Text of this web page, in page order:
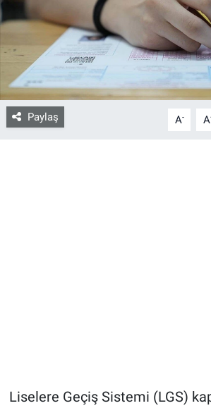
Paylaş A- A
Liselere Geçiş Sistemi (LGS)
Gözden Kaçmasın
İletişim (Künye)